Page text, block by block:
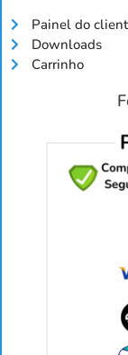
Painel do
Downloads
Carrinho